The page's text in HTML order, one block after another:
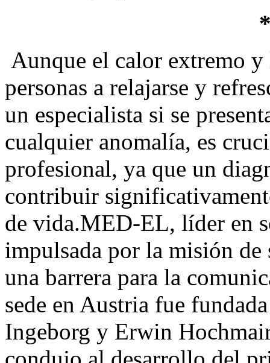
Aunque el calor extremo
personas a relajarse y
un especialista si se
cualquier anomalía, es
profesional, ya que un
contribuir
de vida.MED-EL, líder en
impulsada por la misión
una barrera para la
sede en Austria fue
Ingeborg y Erwin